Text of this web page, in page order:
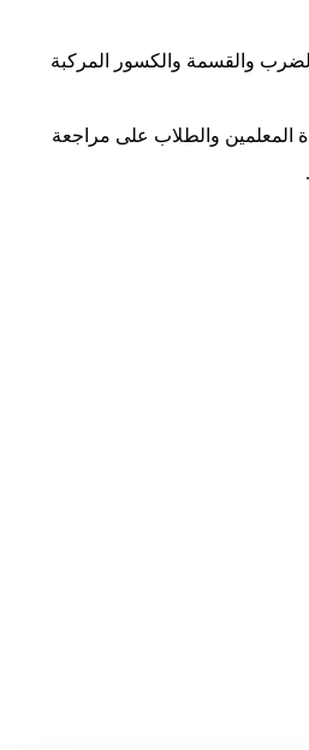
الضرب والقسمة والكسور المركبة
والطلاب على مراجعة